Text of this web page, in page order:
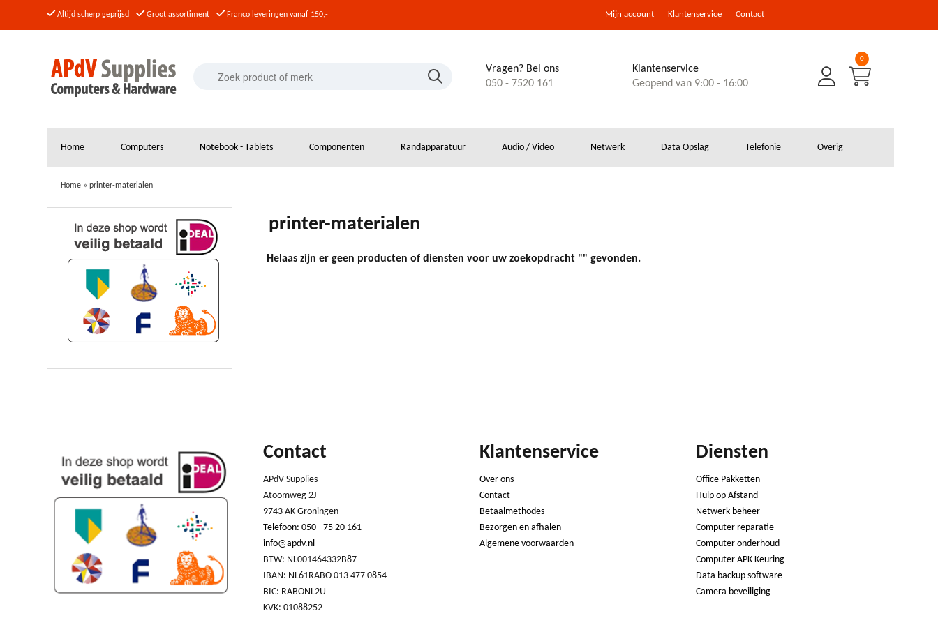
Altijd scherp geprijsd Groot assortiment Franco leveringen vanaf 150,- Mijn account Klantenservice Contact
Vragen? Bel ons
050 - 7520 161
Klantenservice
Geopend van 9:00 - 16:00
0
Home Computers Notebook - Tablets Componenten Randapparatuur Audio / Video Netwerk Data Opslag Telefonie Overig
Home »printer-materialen
printer-materialen
Helaas zijn er geen producten of diensten voor uw zoekopdracht "" gevonden.
Contact
APdV Supplies
Atoomweg 2J
9743 AK Groningen
Telefoon: 050 - 75 20 161
info@apdv.nl
BTW: NL001464332B87
IBAN: NL61RABO 013 477 0854
BIC: RABONL2U
KVK: 01088252
Klantenservice
Over ons
Contact
Betaalmethodes
Bezorgen en afhalen
Algemene voorwaarden
Diensten
Office Pakketten
Hulp op Afstand
Netwerk beheer
Computer reparatie
Computer onderhoud
Computer APK Keuring
Data backup software
Camera beveiliging